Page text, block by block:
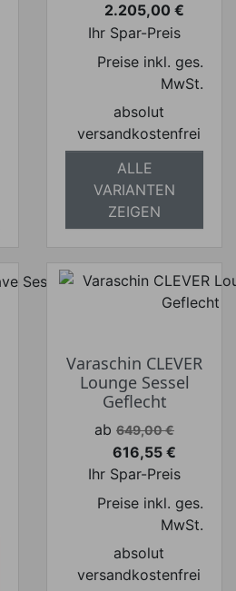
Preis
2.205,00 €
Ihr Spar-Preis
Preise inkl. ges.
MwSt.
absolut
versandkostenfrei
ALLE
VARIANTEN
ZEIGEN
Varaschin CLEVER
Lounge Sessel
Geflecht
Verkaufspreis
ab 649,00 €
Preis
616,55 €
Ihr Spar-Preis
Preise inkl. ges.
MwSt.
absolut
versandkostenfrei